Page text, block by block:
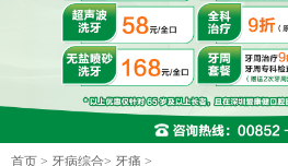
首页 > 牙病综合> 牙痛 >